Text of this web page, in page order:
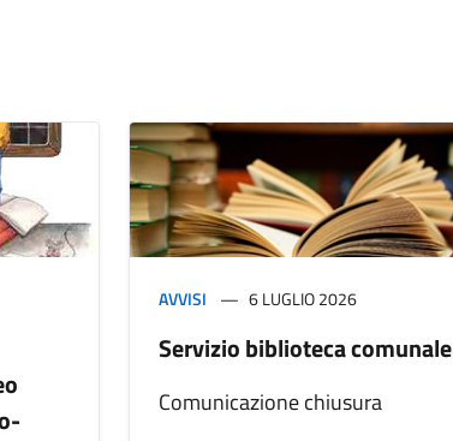
AVVISI 6 LUGLIO 2026
Servizio biblioteca comunale
Comunicazione chiusura